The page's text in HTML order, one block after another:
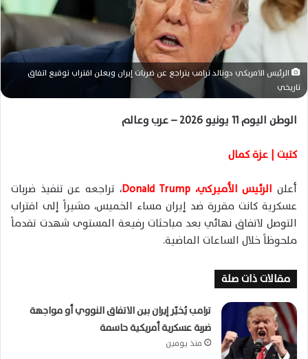
إ
ل
ك
ت
ن
الرئيس الامريكي دونالد ترامب يتراجع عن ضربات إيران ويعلن اقتراب توقيع اتفاق
تاريخي
الوطن اليوم 11 يونيو 2026 – عرب وعالم
كتبت | عزة كمال
أعلن الرئيس الأميركي، Donald Trump، تراجعه عن تنفيذ ضربات
عسكرية كانت مقررة ضد إيران مساء الخميس، مشيراً إلى اقتراب
التوصل لاتفاق نهائي بعد مباحثات رفيعة المستوى شهدت تقدماً
ملحوظاً خلال الساعات الماضية.
مقالات ذات صلة
ترامب يُخيّر إيران بين الاتفاق النووي أو مواجهة
ضربة عسكرية أمريكية حاسمة
منذ يومين